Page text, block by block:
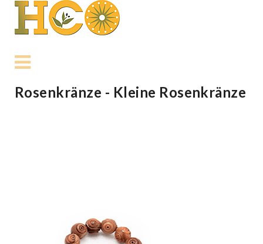
Rosenkränze - Kleine Rosenkränze